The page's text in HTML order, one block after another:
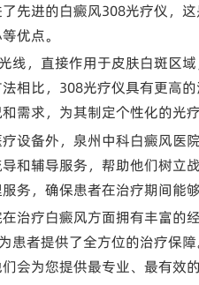
先进的白癜风308光疗仪，
优点。
线，直接作用于皮肤白斑区
相比，308光疗仪具有更高
需求，为其制定个性化的光
设备外，泉州中科白癜风医
和辅导服务，帮助他们树立
务，确保患者在治疗期间能
治疗白癜风方面拥有丰富的
患者提供了全方位的治疗保
会为您提供最专业、最有效的